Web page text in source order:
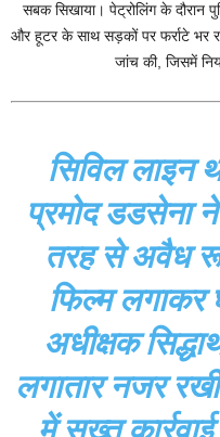
सबक सिखाया। पेट्रोलिंग के दौरान
और हूटर के साथ सड़कों पर फर्राटे भर
जांच की, जिसमें
सिविल लाइन
प्रमोद डडसेना
तरह से अवैध
फिल्म लगाकर
अधीक्षक
लगातार नजर